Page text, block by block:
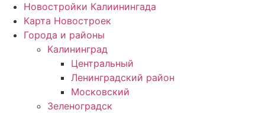
Новостройки Калиинингада
Карта Новостроек
Города и районы
Калининград
Центральный
Ленинградский район
Московский
Зеленоградск